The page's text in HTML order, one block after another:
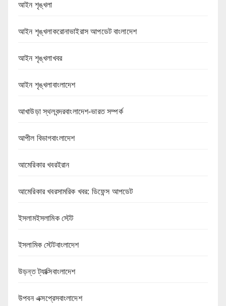
আইন শৃঙ্খলা
আইন শৃঙ্খলাকরোনাভাইরাস আপডেট বাংলাদেশ
আইন শৃঙ্খলাখবর
আইন শৃঙ্খলাবাংলাদেশ
আখাউড়া স্থলবন্দরবাংলাদেশ-ভারত সম্পর্ক
আপীল বিভাগবাংলাদেশ
আমেরিকার খবরইরান
আমেরিকার খবরসামরিক খবর: ডিফেন্স আপডেট
ইসলামইসলামিক স্টেট
ইসলামিক স্টেটবাংলাদেশ
উড়ন্ত ট্যাক্সিবাংলাদেশ
উপবন এক্সপ্রেসবাংলাদেশ